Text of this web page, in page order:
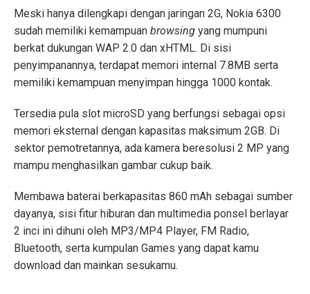
Meski hanya dilengkapi dengan jaringan 2G, Nokia 6300
sudah memiliki kemampuan browsing yang mumpuni
berkat dukungan WAP 2.0 dan xHTML. Di sisi
penyimpanannya, terdapat memori internal 7.8MB serta
memiliki kemampuan menyimpan hingga 1000 kontak.
Tersedia pula slot microSD yang berfungsi sebagai opsi
memori eksternal dengan kapasitas maksimum 2GB. Di
sektor pemotretannya, ada kamera beresolusi 2 MP yang
mampu menghasilkan gambar cukup baik.
Membawa baterai berkapasitas 860 mAh sebagai sumber
dayanya, sisi fitur hiburan dan multimedia ponsel berlayar
2 inci ini dihuni oleh MP3/MP4 Player, FM Radio,
Bluetooth, serta kumpulan Games yang dapat kamu
download dan mainkan sesukamu.